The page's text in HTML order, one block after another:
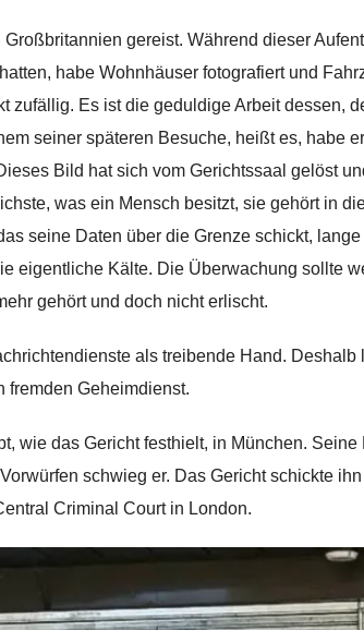
gereist. Während dieser
habe Wohnhäuser fotografiert und
zufällig. Es ist die geduldige Arbeit dessen,
seiner späteren Besuche, heißt es, habe
Bild hat sich vom Gerichtssaal gelöst
was ein Mensch besitzt, sie gehört in
seine Daten über die Grenze schickt,
eigentliche Kälte. Die Überwachung sollte
gehört und doch nicht erlischt.
als treibende Hand. Deshalb
fremden Geheimdienst.
wie das Gericht festhielt, in München.
schwieg er. Das Gericht schickte
Criminal Court in London.